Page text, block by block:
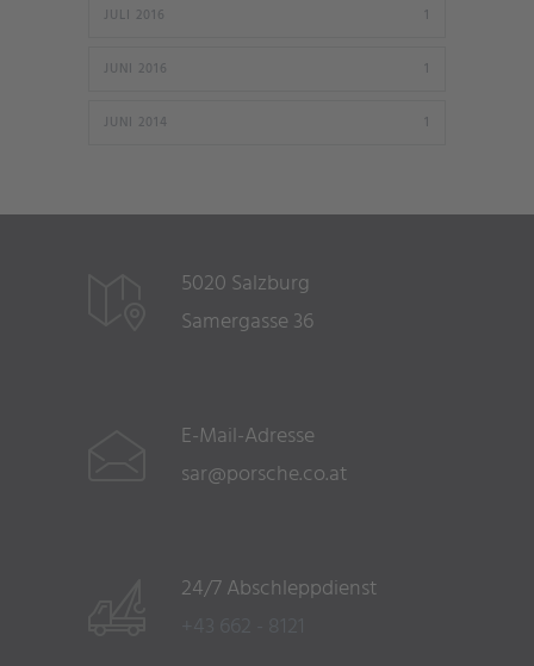
JULI 2016 1
JUNI 2016 1
JUNI 2014 1
5020 Salzburg
Samergasse 36
E-Mail-Adresse
sar@porsche.co.at
24/7 Abschleppdienst